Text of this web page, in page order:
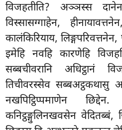
विजहतीति? अञ्ञस्स
विस्सासग्गाहेन,
कालंकिरियाय,
इमेहि नवहि कारणेहि
सब्बचीवरानि अधिट्ठानं
तिचीवरस्सेव सब्बअट्ठकथासु
नखपिट्ठिप्पमाणेन
कनिट्ठङ्गुलिनखवसेन वेदितब्बं,